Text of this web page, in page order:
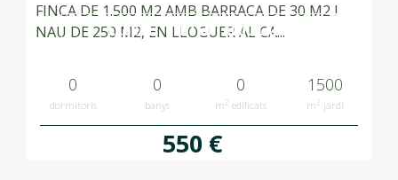
LLOGAT RENTED ALQUILADO
FINCA DE 1.500 M2 AMB BARRACA DE 30 M2 I
NAU DE 250 M2, EN LLOGUER AL CA...
0
dormitoris
0
banys
0
m2 edificats
1500
m2 jardí
550 €